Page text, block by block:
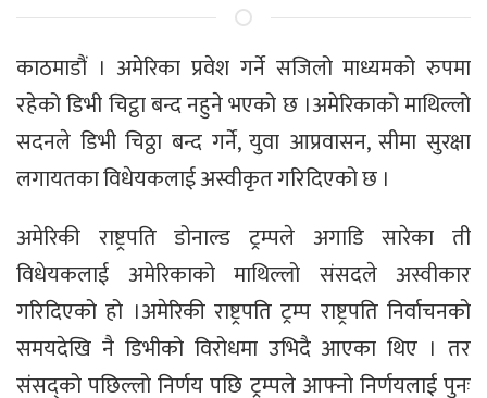
काठमाडौं । अमेरिका प्रवेश गर्ने सजिलो माध्यमको रुपमा
रहेको डिभी चिट्ठा बन्द नहुने भएको छ ।अमेरिकाको माथिल्लो
सदनले डिभी चिठ्ठा बन्द गर्ने, युवा आप्रवासन, सीमा सुरक्षा
लगायतका विधेयकलाई अस्वीकृत गरिदिएको छ ।
अमेरिकी राष्ट्रपति डोनाल्ड ट्रम्पले अगाडि सारेका ती
विधेयकलाई अमेरिकाको माथिल्लो संसदले अस्वीकार
गरिदिएको हो ।अमेरिकी राष्ट्रपति ट्रम्प राष्ट्रपति निर्वाचनको
समयदेखि नै डिभीको विरोधमा उभिदै आएका थिए । तर
संसद्को पछिल्लो निर्णय पछि ट्रम्पले आफ्नो निर्णयलाई पुनः